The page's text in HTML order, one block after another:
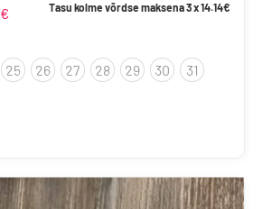
€ Hinnavahemik:
kuni
52.90€
Tasu kolme võrdse maksena 3 x14.14€
25 26 27 28 29 30
31